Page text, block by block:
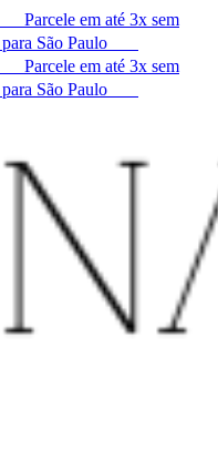
ㅤ ㅤ ㅤ Parcele em até 3x sem
Paulo ㅤ ㅤ ㅤ ㅤ ㅤ ㅤ ㅤ
ㅤ ㅤ ㅤ Parcele em até 3x sem
Paulo ㅤ ㅤ ㅤ ㅤ ㅤ ㅤ ㅤ